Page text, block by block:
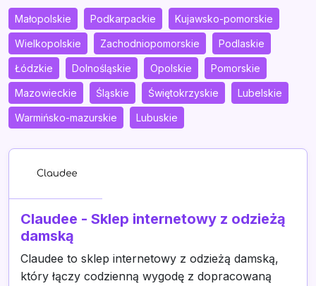
Małopolskie Podkarpackie Kujawsko-pomorskie
Wielkopolskie Zachodniopomorskie Podlaskie
Łódzkie Dolnośląskie Opolskie Pomorskie
Mazowieckie Śląskie Świętokrzyskie Lubelskie
Warmińsko-mazurskie Lubuskie
Claudee - Sklep internetowy z odzieżą
damską
Claudee to sklep internetowy z odzieżą damską,
który łączy codzienną wygodę z dopracowaną